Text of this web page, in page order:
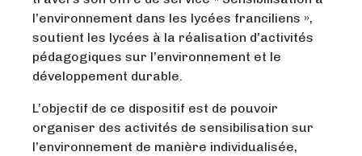
l’environnement dans les lycées franciliens »,
soutient les lycées à la réalisation d’activités
pédagogiques sur l’environnement et le
développement durable.
L’objectif de ce dispositif est de pouvoir
organiser des activités de sensibilisation sur
l’environnement de manière individualisée,